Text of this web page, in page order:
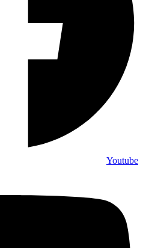
Youtube